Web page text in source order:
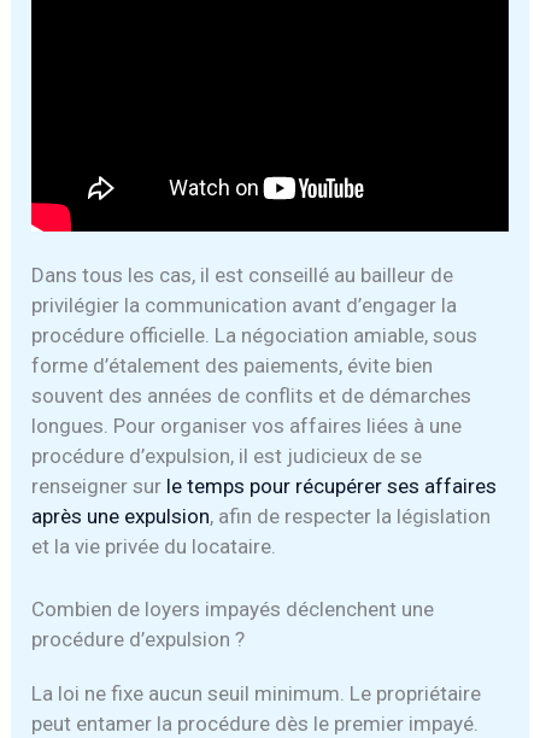
Dans tous les cas, il est conseillé au bailleur de
privilégier la communication avant d’engager la
procédure officielle. La négociation amiable, sous
forme d’étalement des paiements, évite bien
souvent des années de conflits et de démarches
longues. Pour organiser vos affaires liées à une
procédure d’expulsion, il est judicieux de se
renseigner sur le temps pour récupérer ses affaires
après une expulsion, afin de respecter la législation
et la vie privée du locataire.
Combien de loyers impayés déclenchent une
procédure d’expulsion ?
La loi ne fixe aucun seuil minimum. Le propriétaire
peut entamer la procédure dès le premier impayé.